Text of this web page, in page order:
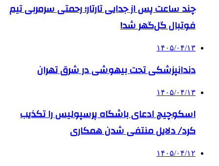
چند ساعت پس از جدایی تارتار؛ رحمتی سرمربی تیم
فوتبال گل‌گهر شد!
۱۴۰۵/۰۴/۱۳
دندانپزشکی تحت بیهوشی در شرق تهران
۱۴۰۵/۰۴/۱۳
اسکوچیچ ادعای باشگاه پرسپولیس را تکذیب
کرد/ دلایل منتفی شدن همکاری
۱۴۰۵/۰۴/۱۲